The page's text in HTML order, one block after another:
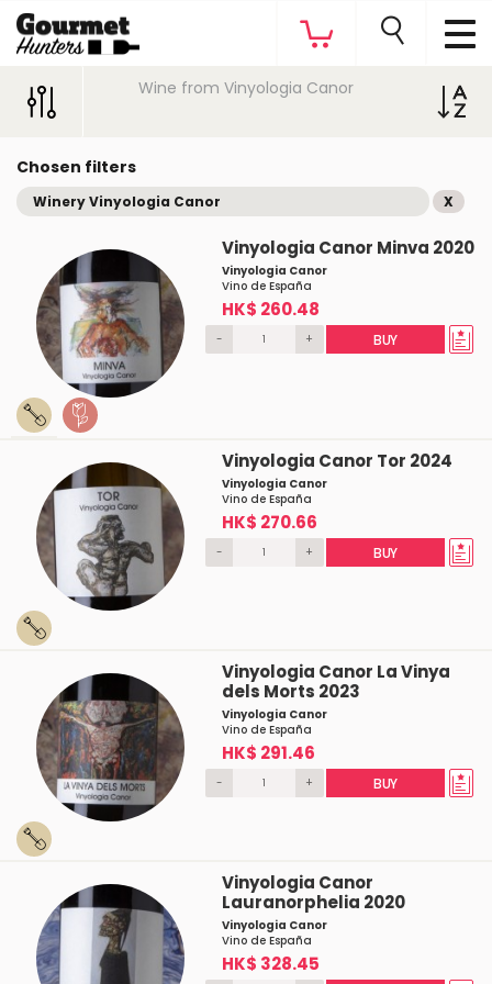
Wine from Vinyologia Canor
Chosen filters
Winery Vinyologia Canor X
Vinyologia Canor Minva 2020
Vinyologia Canor
Vino de España
HK$ 260.48
- + BUY
Vinyologia Canor Tor 2024
Vinyologia Canor
Vino de España
HK$ 270.66
- + BUY
Vinyologia Canor La Vinya
dels Morts 2023
Vinyologia Canor
Vino de España
HK$ 291.46
- + BUY
Vinyologia Canor
Lauranorphelia 2020
Vinyologia Canor
Vino de España
HK$ 328.45